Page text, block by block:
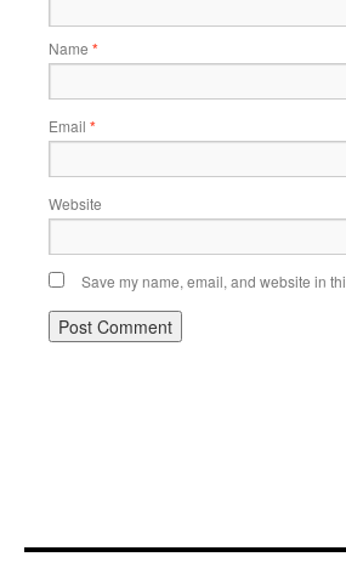
Name *
Email *
Website
Save my name, email, and website in